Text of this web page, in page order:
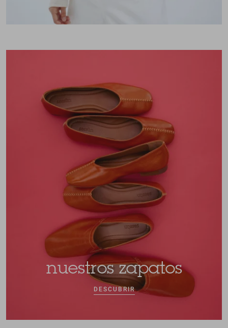
nuestros zapatos
DESCUBRIR